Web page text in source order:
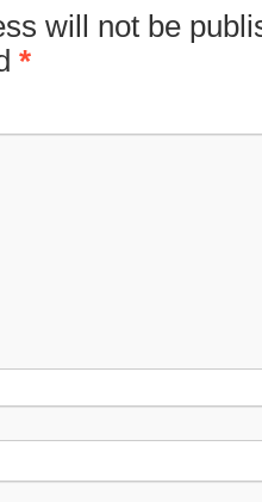
will not be
*